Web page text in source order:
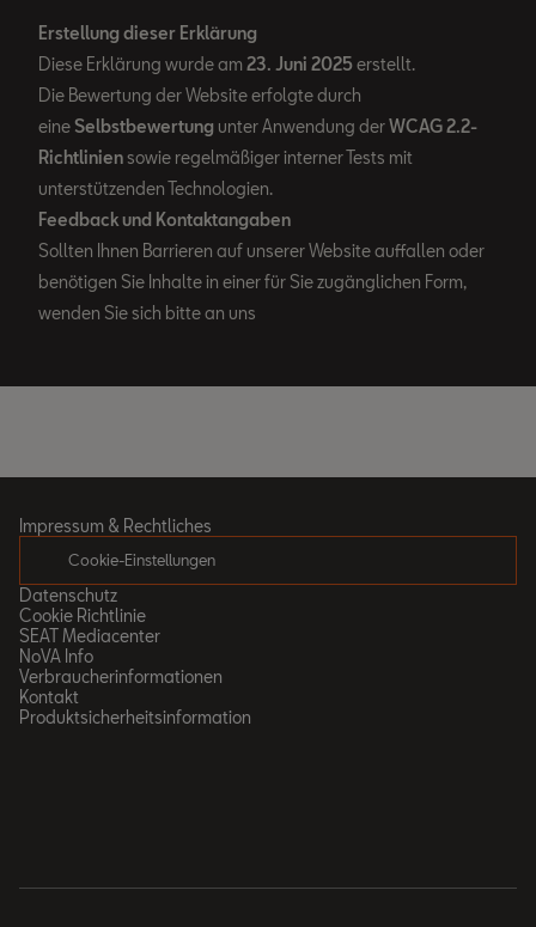
Erstellung dieser Erklärung
Diese Erklärung wurde am 23. Juni 2025erstellt.
Die Bewertung der Website erfolgte durch
eine Selbstbewertung unter Anwendung derWCAG 2.2-
Richtliniensowie regelmäßiger interner Tests mit
unterstützenden Technologien.
Feedback und Kontaktangaben
Sollten Ihnen Barrieren auf unserer Website auffallen oder
benötigen Sie Inhalte in einer für Sie zugänglichen Form,
wenden Sie sich bitte an uns
Impressum & Rechtliches
Cookie-Einstellungen
Datenschutz
Cookie Richtlinie
SEAT Mediacenter
NoVA Info
Verbraucherinformationen
Kontakt
Produktsicherheitsinformation